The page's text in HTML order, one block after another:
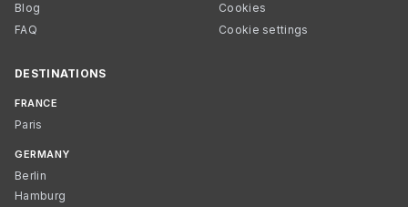
Blog
FAQ
Cookies
Cookie settings
DESTINATIONS
FRANCE
Paris
GERMANY
Berlin
Hamburg